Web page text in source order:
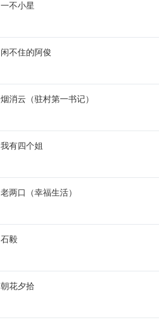
一不小星
闲不住的阿俊
烟消云（驻村第一书记）
我有四个姐
老两口（幸福生活）
石毅
朝花夕拾